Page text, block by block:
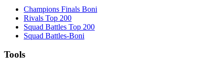
Champions Finals Boni
Rivals Top 200
Squad Battles Top 200
Squad Battles-Boni
Tools